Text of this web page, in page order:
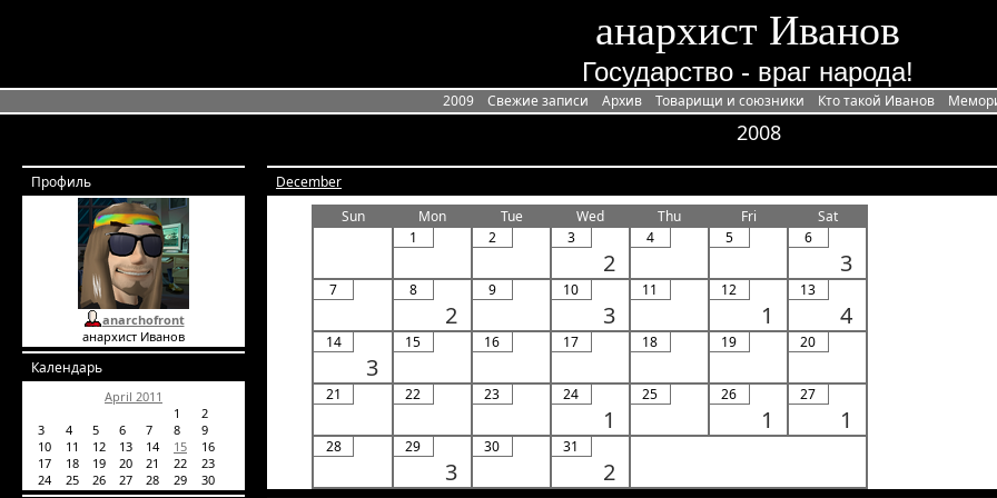
анархист Иванов
Государство - враг народа!
2009 Свежие записи Архив Товарищи и союзники Кто такой Иванов
2008
Профиль
anarchofront
анархист Иванов
Календарь
April 2011
1
2
3
4 5 6 7 8
9
10
11 12 13 14 15
16
17
18 19 20 21 22
23
24
25 26 27 28 29 30
December
Sun
Mon Tue Wed Thu Fri
Sat
1
2 3
2
4 5 6
3
7 8
2
9 10
3
11 12
1
13
4
14
3
15 16 17 18 19 20
21 22 23 24
1
25 26
1
27
1
28 29
3
30 31
2